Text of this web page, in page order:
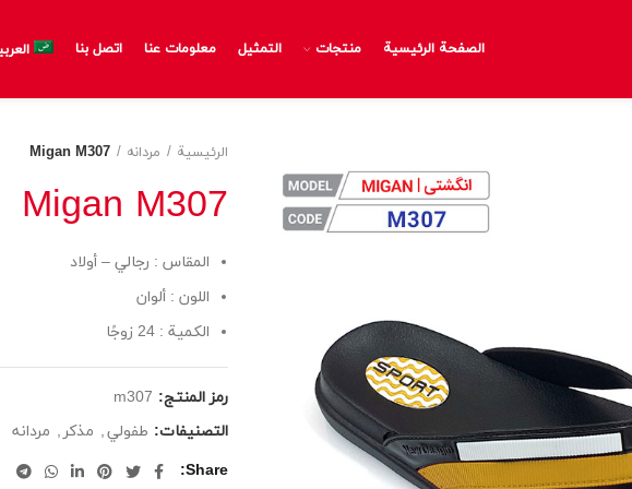
الصفحة الرئيسية منتجات التمثيل معلومات عنا اتصل بنا
الرئيسية مردانه Migan M307
Migan M307
المقاس : رجالي – أولاد
اللون : ألوان
الكمية : 24 زوجًا
رمز المنتج: m307
التصنيفات: طفولي, مذكر , مردانه
Share